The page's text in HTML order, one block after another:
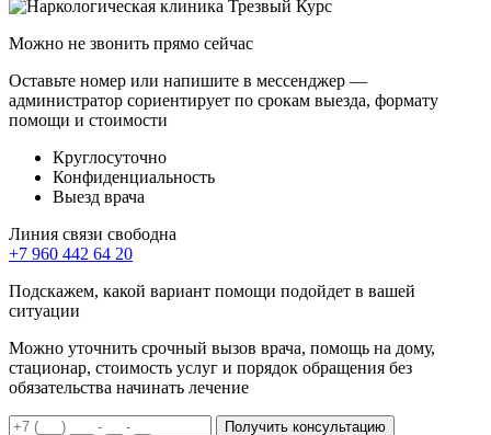
Можно не звонить прямо сейчас
Оставьте номер или напишите в мессенджер —
администратор сориентирует по срокам выезда, формату
помощи и стоимости
Круглосуточно
Конфиденциальность
Выезд врача
Линия связи свободна
+7 960 442 64 20
Подскажем, какой вариант помощи подойдет в вашей
ситуации
Можно уточнить срочный вызов врача, помощь на дому,
стационар, стоимость услуг и порядок обращения без
обязательства начинать лечение
Получить консультацию